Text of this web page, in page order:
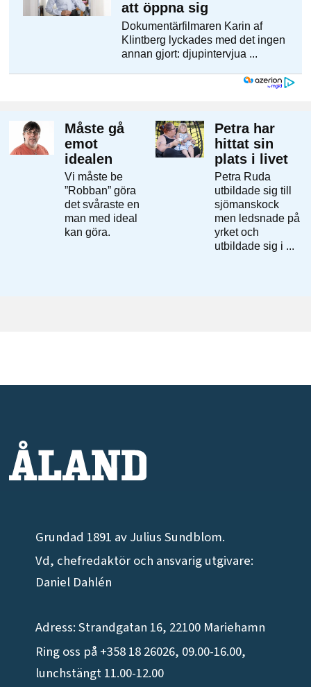
Grundad 1891 av Julius Sundblom.
Vd, chefredaktör och ansvarig utgivare:
Daniel Dahlén
Adress: Strandgatan 16, 22100 Mariehamn
Ring oss på +358 18 26026, 09.00-16.00,
lunchstängt 11.00-12.00